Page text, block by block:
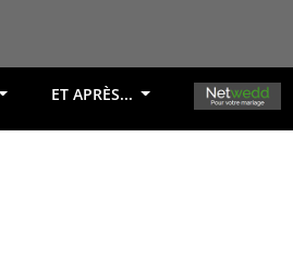
OK
ET APRÈS...